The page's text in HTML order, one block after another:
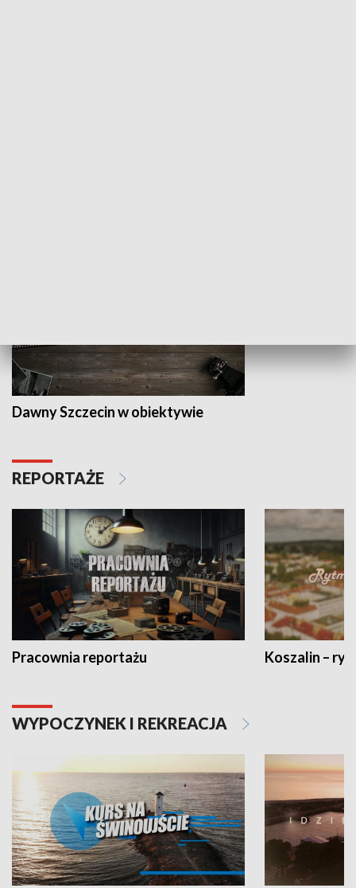
Dawny Szczecin w obiektywie
REPORTAŻE
Pracownia reportażu Koszalin –
WYPOCZYNEK I REKREACJA